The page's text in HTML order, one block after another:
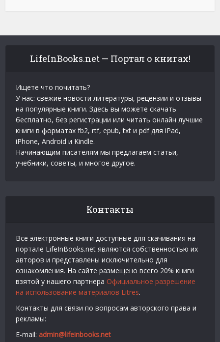
LifeInBooks.net — Портал о книгах!
Ищете что почитать?
У нас: свежие новости литературы, рецензии и отзывы
на популярные книги. Здесь вы можете скачать
бесплатно, без регистрации или читать онлайн лучшие
книги в форматах fb2, rtf, epub, txt и pdf для iPad,
iPhone, Android и Kindle.
Начинающим писателям мы предлагаем статьи,
учебники, советы, и многое другое.
Контакты
Все электронные книги доступные для скачивания на
портале LifeInBooks.net являются собственностью их
авторов и представлены исключительно для
ознакомления. На сайте размещено всего 20% книги
взятой у нашего партнера Официальное разрешение
на использование материалов Litres.
Контакты для связи по вопросам авторского права и
рекламы:
E-mail: admin@lifeinbooks.net